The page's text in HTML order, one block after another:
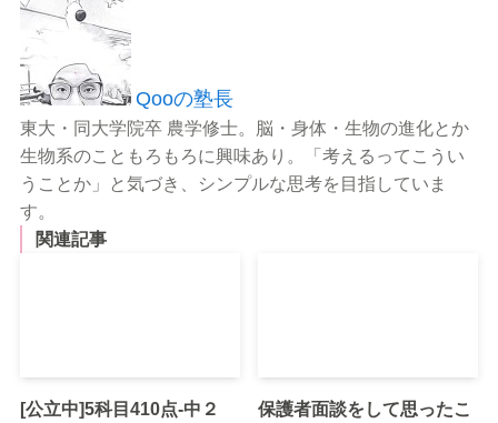
Qooの塾長
東大・同大学院卒 農学修士。脳・身体・生物の進化とか
生物系のこともろもろに興味あり。「考えるってこうい
うことか」と気づき、シンプルな思考を目指していま
す。
関連記事
[公立中]5科目410点-中２
保護者面談をして思ったこ